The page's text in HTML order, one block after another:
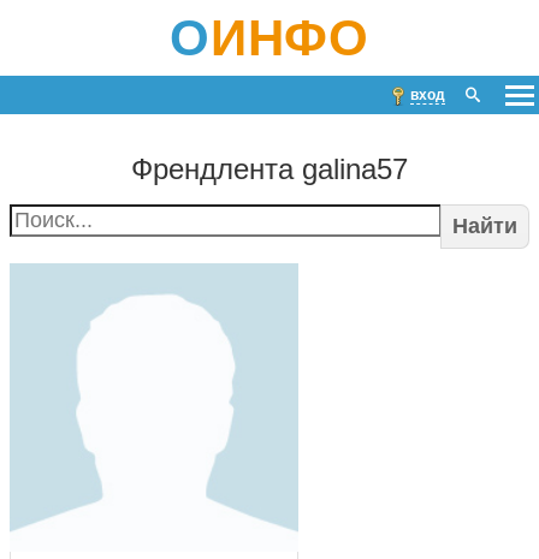
ОИНФО
вход
Френдлента galina57
Найти